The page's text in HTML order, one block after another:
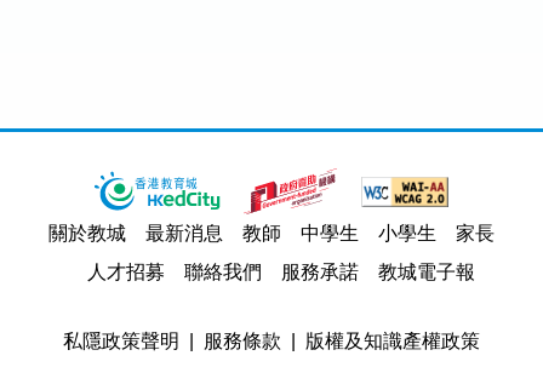
關於教城 最新消息 教師 中學生 小學生
家長
人才招募
聯絡我們 服務承諾 教城電子報
私隱政策聲明 服務條款
版權及知識產權政策